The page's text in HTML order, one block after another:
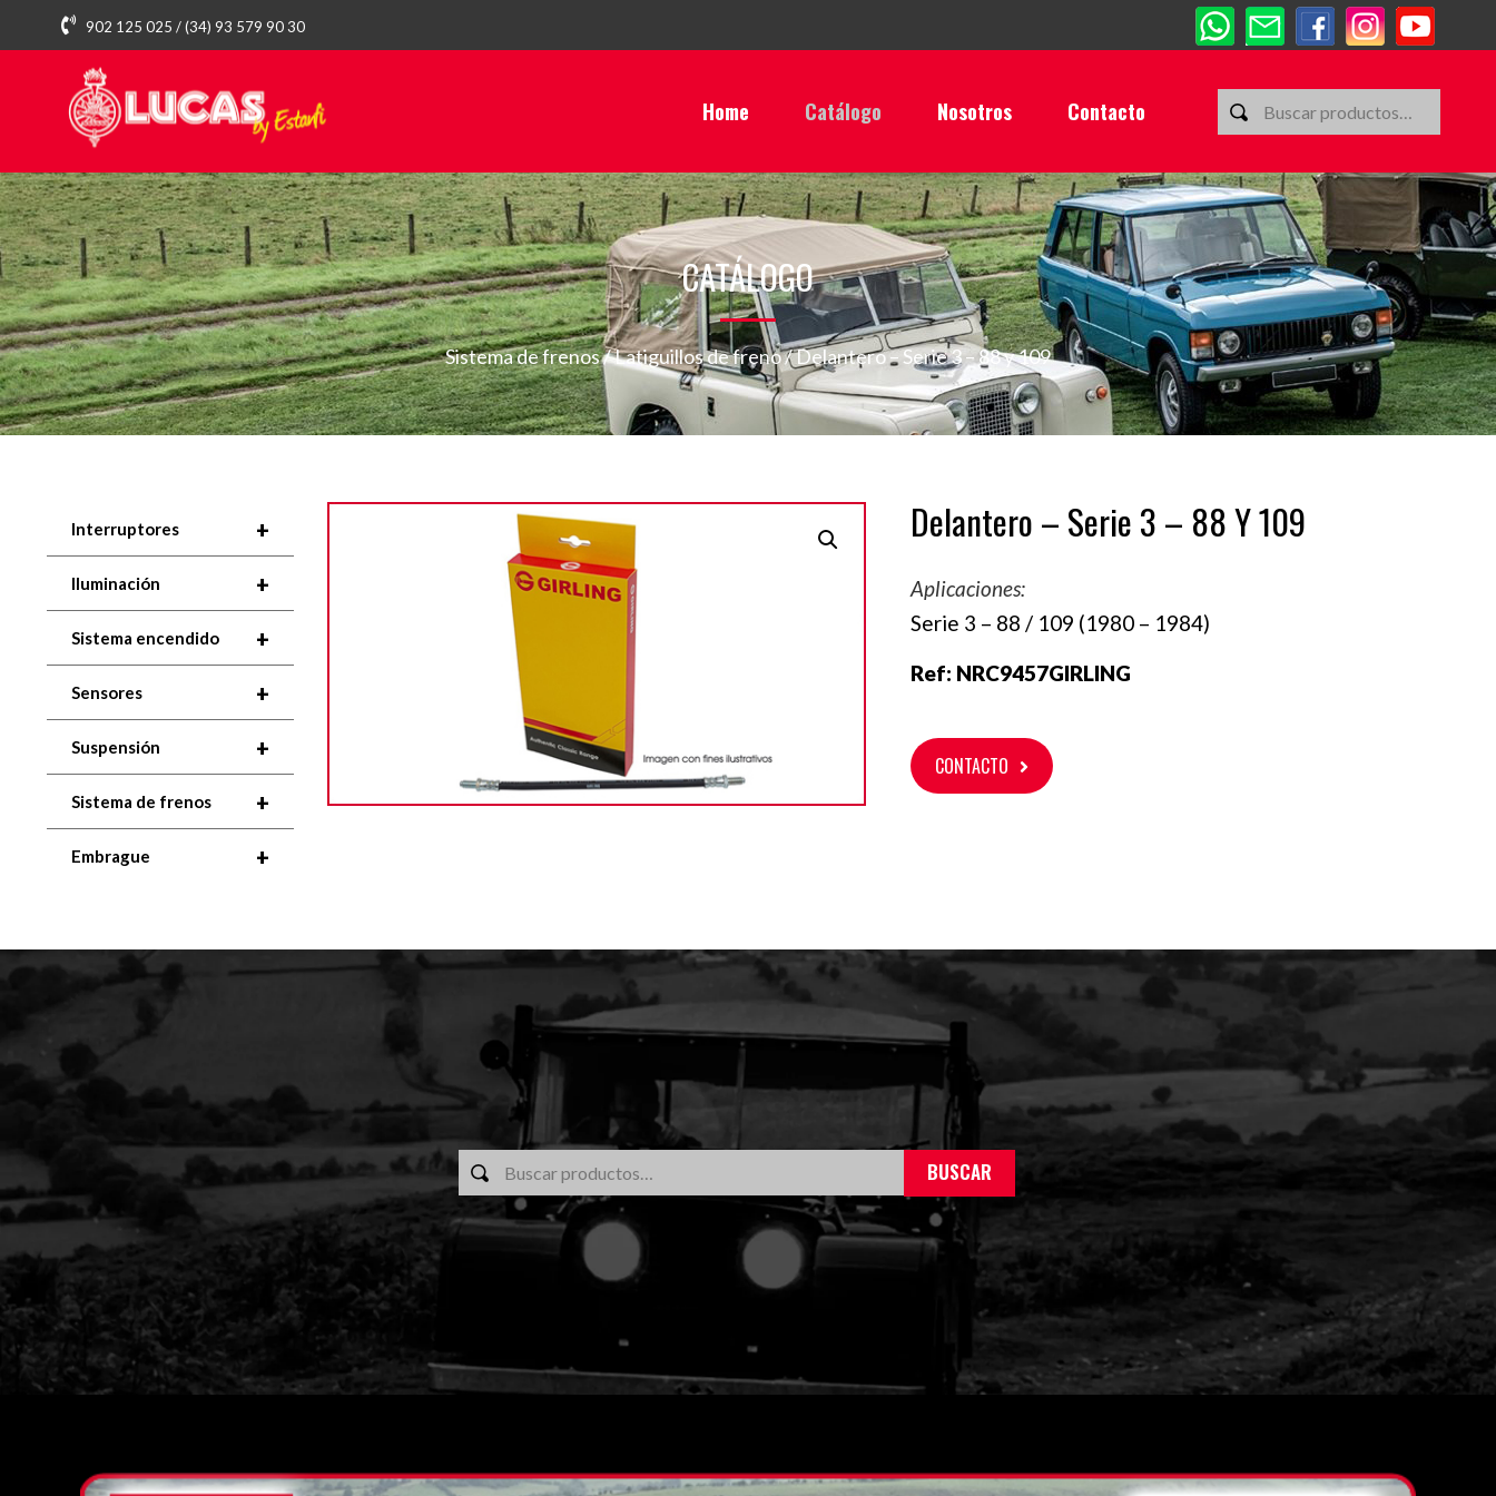
902 125 025 / (34) 93 579 90 30
Home Catálogo Nosotros Contacto
CATÁLOGO
Sistema de frenos/Latiguillos de freno/ Delantero – Serie 3 – 88 y 109
+
Interruptores
+
Iluminación
+
Sistema encendido
+
Sensores
+
Suspensión
+
Sistema de frenos
+
Embrague
Delantero – Serie 3 – 88 Y 109
Aplicaciones:
Serie 3 – 88 / 109 (1980 – 1984)
Ref: NRC9457GIRLING
CONTACTO
BUSCAR